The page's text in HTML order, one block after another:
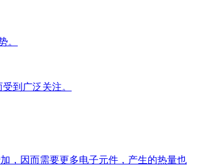
。
到广泛关注。
，因而需要更多电子元件，产生的热量也